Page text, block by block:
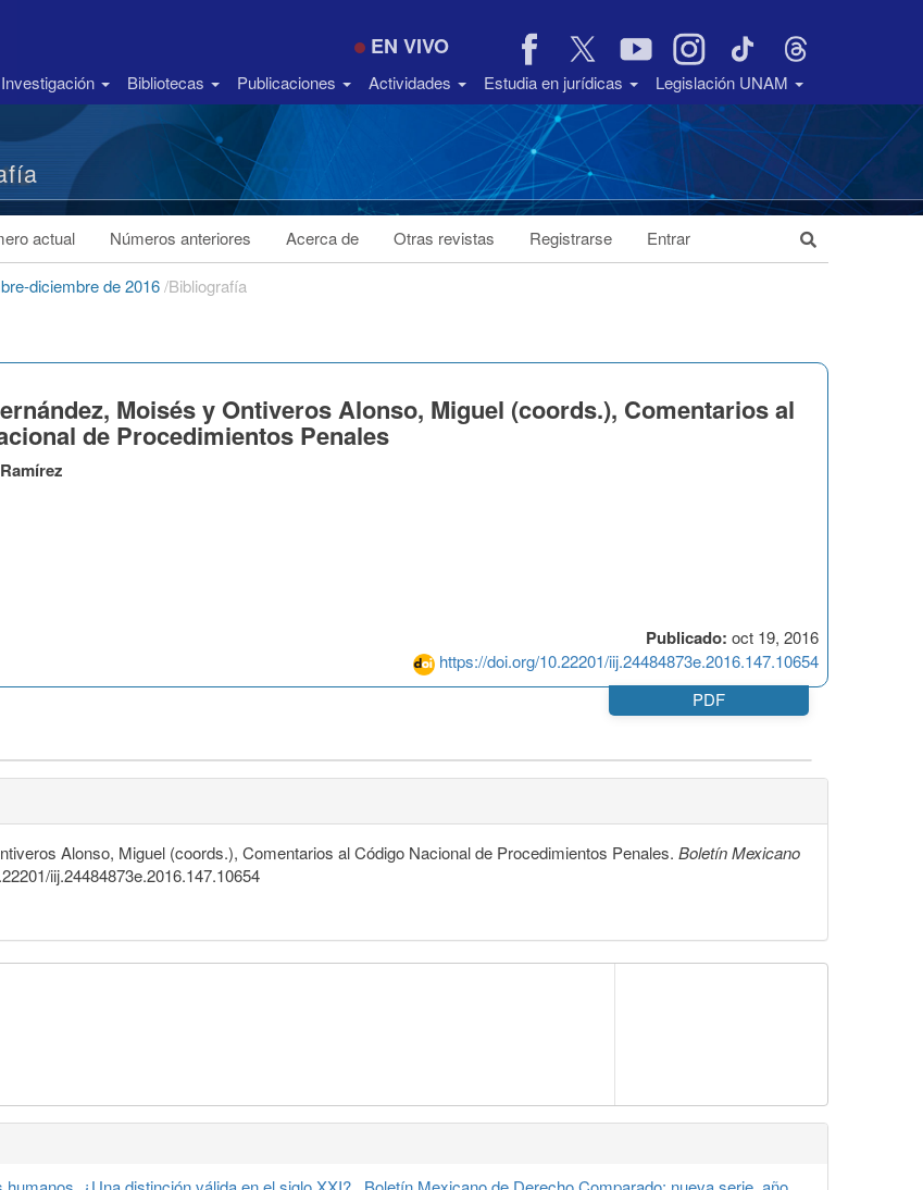
EN VIVO
Investigación Bibliotecas Publicaciones Actividades Estudia en jurídicas Legislación UNAM
actual Números anteriores Acerca de Otras revistas Registrarse Entrar
diciembre de 2016/Bibliografía
Publicado: oct 19, 2016
https://doi.org/10.22201/iij.24484873e.2016.147.10654
Moisés y Ontiveros Alonso, Miguel (coords.), Comentarios al
de Procedimientos Penales
PDF
Alonso, Miguel (coords.), Comentarios al Código Nacional de Procedimientos Penales. Boletín Mexicano
iij.24484873e.2016.147.10654